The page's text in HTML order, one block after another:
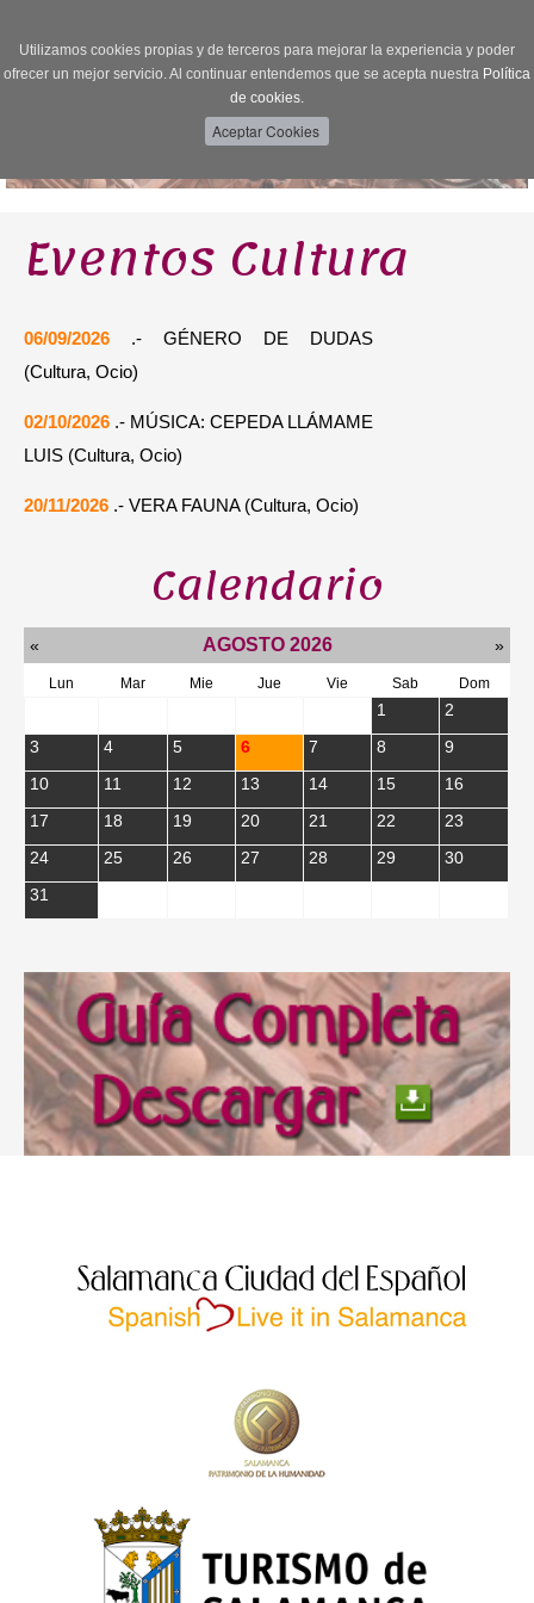
Utilizamos cookies propias y de terceros para mejorar la experiencia y poder
ofrecer un mejor servicio. Al continuar entendemos que se acepta nuestra Política
de cookies.
Toggle
navigation
Eventos Cultura
06/09/2026 .- GÉNERO DE DUDAS
(Cultura, Ocio)
02/10/2026 .- MÚSICA: CEPEDA LLÁMAME
LUIS (Cultura, Ocio)
20/11/2026 .- VERA FAUNA (Cultura, Ocio)
Calendario